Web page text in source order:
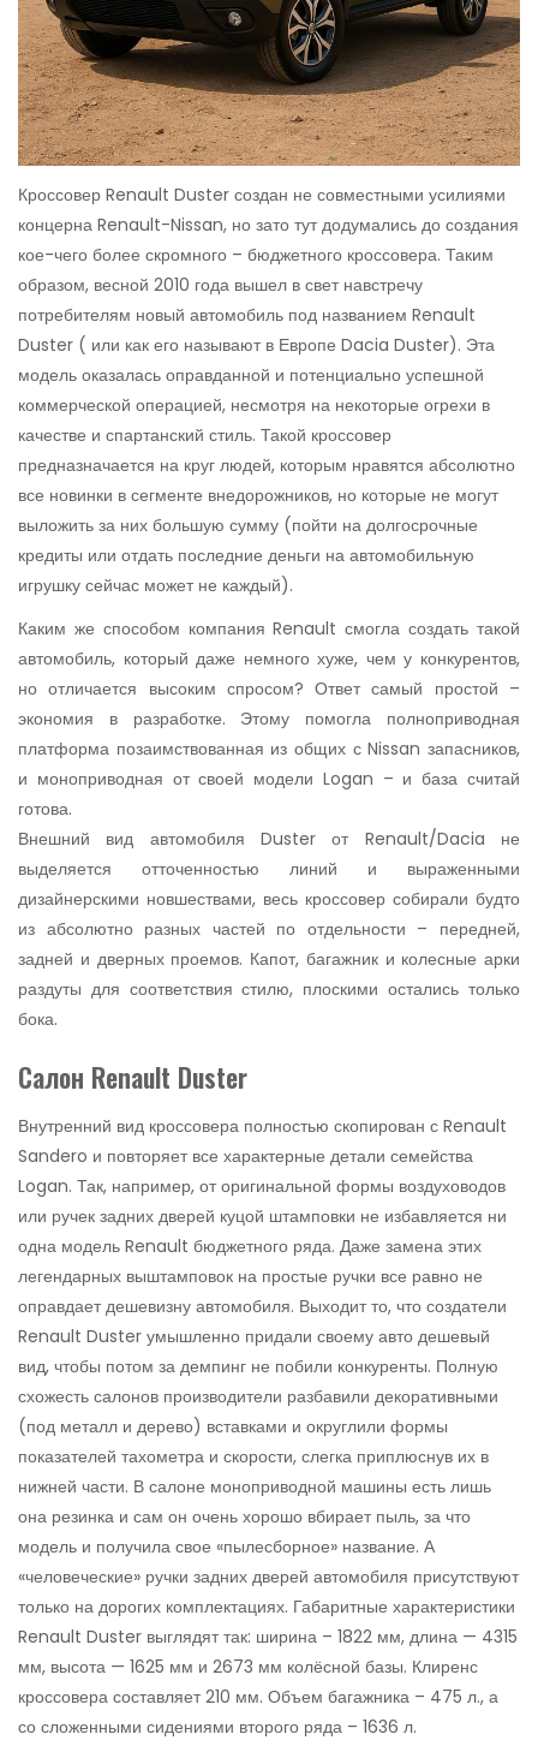
Кроссовер Renault Duster создан не совместными усилиями
концерна Renault-Nissan, но зато тут додумались до создания
кое-чего более скромного – бюджетного кроссовера. Таким
образом, весной 2010 года вышел в свет навстречу
потребителям новый автомобиль под названием Renault
Duster ( или как его называют в Европе Dacia Duster). Эта
модель оказалась оправданной и потенциально успешной
коммерческой операцией, несмотря на некоторые огрехи в
качестве и спартанский стиль. Такой кроссовер
предназначается на круг людей, которым нравятся абсолютно
все новинки в сегменте внедорожников, но которые не могут
выложить за них большую сумму (пойти на долгосрочные
кредиты или отдать последние деньги на автомобильную
игрушку сейчас может не каждый).
Каким же способом компания Renault смогла создать такой
автомобиль, который даже немного хуже, чем у конкурентов,
но отличается высоким спросом? Ответ самый простой –
экономия в разработке. Этому помогла полноприводная
платформа позаимствованная из общих с Nissan запасников,
и моноприводная от своей модели Logan – и база считай
готова.
Внешний вид автомобиля Duster от Renault/Dacia не
выделяется отточенностью линий и выраженными
дизайнерскими новшествами, весь кроссовер собирали будто
из абсолютно разных частей по отдельности – передней,
задней и дверных проемов. Капот, багажник и колесные арки
раздуты для соответствия стилю, плоскими остались только
бока.
Салон Renault Duster
Внутренний вид кроссовера полностью скопирован с Renault
Sandero и повторяет все характерные детали семейства
Logan. Так, например, от оригинальной формы воздуховодов
или ручек задних дверей куцой штамповки не избавляется ни
одна модель Renault бюджетного ряда. Даже замена этих
легендарных выштамповок на простые ручки все равно не
оправдает дешевизну автомобиля. Выходит то, что создатели
Renault Duster умышленно придали своему авто дешевый
вид, чтобы потом за демпинг не побили конкуренты. Полную
схожесть салонов производители разбавили декоративными
(под металл и дерево) вставками и округлили формы
показателей тахометра и скорости, слегка приплюснув их в
нижней части. В салоне моноприводной машины есть лишь
она резинка и сам он очень хорошо вбирает пыль, за что
модель и получила свое «пылесборное» название. А
«человеческие» ручки задних дверей автомобиля присутствуют
только на дорогих комплектациях. Габаритные характеристики
Renault Duster выглядят так: ширина – 1822 мм, длина — 4315
мм, высота — 1625 мм и 2673 мм колёсной базы. Клиренс
кроссовера составляет 210 мм. Объем багажника – 475 л., а
со сложенными сидениями второго ряда – 1636 л.